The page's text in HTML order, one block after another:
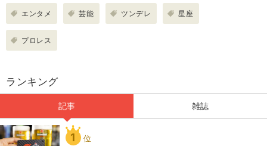
エンタメ 芸能 ツンデレ 星座
プロレス
ランキング
記事 雑誌
1 位